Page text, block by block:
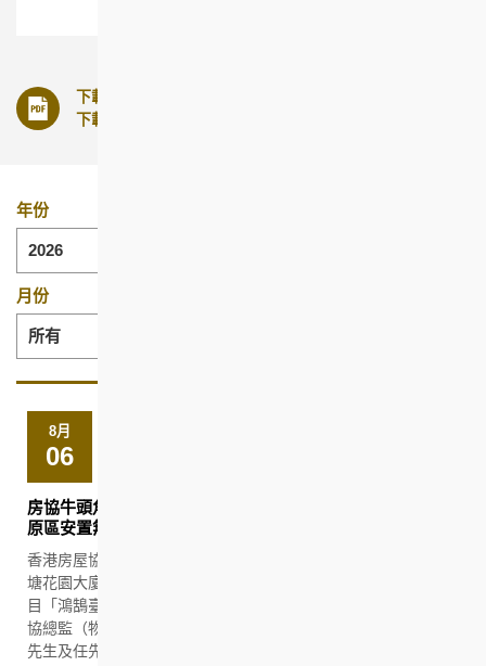
下載的文件須以最新版本之Acrobat Reader來閱覽，如需
下載此軟件，請
年份
2026
月份
所有
8月
06
房協牛頭角調遷項目「鴻鵠臺第一座」入伙 花園大廈居民
原區安置無縫過渡
香港房屋協會（房協）的屋邨重建工作再邁進新里程。為配合觀
塘花園大廈（二期）（第一階段）重建計劃而全新興建的調遷項
目「鴻鵠臺第一座」經已落成，居民亦開始陸續入伙。日前，房
協總監（物業管理）潘源舫先後探訪「鴻鵠臺第一座」的住戶杜
先生及任先生，並一起參觀新單位和大廈的配套設施。